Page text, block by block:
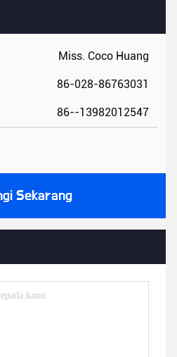
Miss. Coco Huang
86-028-86763031
86--13982012547
Sekarang